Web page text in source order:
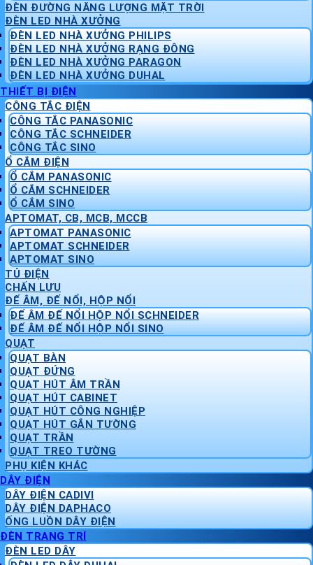
ĐÈN ĐƯỜNG NĂNG LƯỢNG MẶT TRỜI
ĐÈN LED NHÀ XƯỞNG
ĐÈN LED NHÀ XƯỞNG PHILIPS
ĐÈN LED NHÀ XƯỞNG RẠNG ĐÔNG
ĐÈN LED NHÀ XƯỞNG PARAGON
ĐÈN LED NHÀ XƯỞNG DUHAL
THIẾT BỊ ĐIỆN
CÔNG TẮC ĐIỆN
CÔNG TẮC PANASONIC
CÔNG TẮC SCHNEIDER
CÔNG TẮC SINO
Ổ CẮM ĐIỆN
Ổ CẮM PANASONIC
Ổ CẮM SCHNEIDER
Ổ CẮM SINO
APTOMAT, CB, MCB, MCCB
APTOMAT PANASONIC
APTOMAT SCHNEIDER
APTOMAT SINO
TỦ ĐIỆN
CHẤN LƯU
ĐẾ ÂM, ĐẾ NỔI, HỘP NỔI
ĐẾ ÂM ĐẾ NỔI HỘP NỔI SCHNEIDER
ĐẾ ÂM ĐẾ NỔI HỘP NỔI SINO
QUẠT
QUẠT BÀN
QUẠT ĐỨNG
QUẠT HÚT ÂM TRẦN
QUẠT HÚT CABINET
QUẠT HÚT CÔNG NGHIỆP
QUẠT HÚT GẮN TƯỜNG
QUẠT TRẦN
QUẠT TREO TƯỜNG
PHỤ KIỆN KHÁC
DÂY ĐIỆN
DÂY ĐIỆN CADIVI
DÂY ĐIỆN DAPHACO
ỐNG LUỒN DÂY ĐIỆN
ĐÈN TRANG TRÍ
ĐÈN LED DÂY